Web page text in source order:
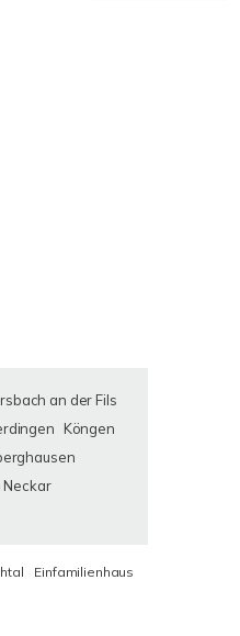
an der Fils
Köngen
Neckar
Einfamilienhaus